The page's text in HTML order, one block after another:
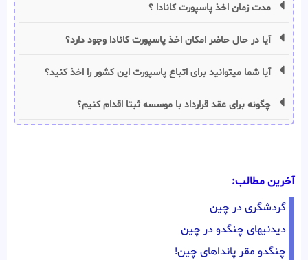
مدت زمان اخذ پاسپورت کانادا ؟
آیا در حال حاضر امکان اخذ پاسپورت کانادا وجود دارد؟
آیا شما میتوانید برای اتباع پاسپورت این کشور را اخذ کنید؟
چگونه برای عقد قرارداد با موسسه ثبتا اقدام کنیم؟
آخرین مطالب:
گردشگری در چین
دیدنیهای چنگدو در چین
چنگدو مقر پانداهای چین!